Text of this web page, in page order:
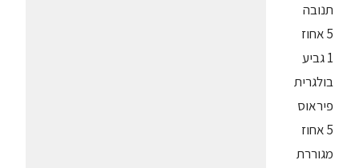
תנובה
5 אחוז
1 גביע
בולגרית
פיראוס
5 אחוז
מגוררת